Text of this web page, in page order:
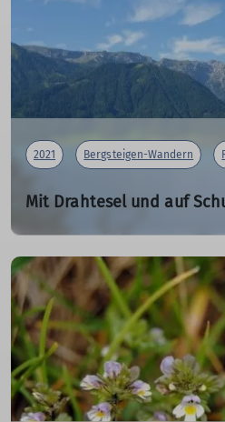
2021 Bergsteigen-Wandern
Mit Drahtesel und auf
6-tägige Kombibergtour von
Am sechsten August 2021
Gruppe der Sektion unter
Landendinger vom Münchner
Bergtour der besonderen Art.
Mit dem Fahrrad sollte es in
Achensee und dann hoch nach
gehen. Eine dreitägige